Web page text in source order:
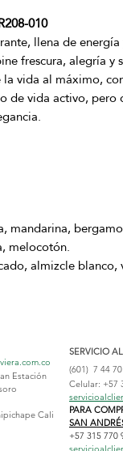
010
llena de
frescura, alegría y
vida al máximo,
de vida activo, pero
mandarina,
melocotón.
almizcle blanco,
Estación
Cali
SERVICIO
(601) 7 44
Celular: +57
PARA
SAN
+57 315 770